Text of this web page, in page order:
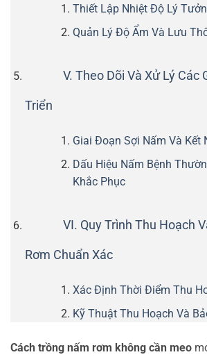
Thiết Lập Nhiệt Độ Lý
Quản Lý Độ Ẩm Và Lưu
V. Theo Dõi Và Xử Lý Các
Triển
Giai Đoạn Sợi Nấm Và Kết
Dấu Hiệu Nấm Bệnh
Khắc Phục
VI. Quy Trình Thu Hoạch
Rơm Chuẩn Xác
Xác Định Thời Điểm Thu
Kỹ Thuật Thu Hoạch Và
Cách trồng nấm rơm không cần meo